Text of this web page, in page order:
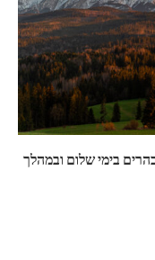
בימי שלום ובמהלך